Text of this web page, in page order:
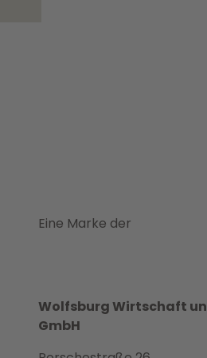
Eine Marke der
Wolfsburg Wirtschaft
GmbH